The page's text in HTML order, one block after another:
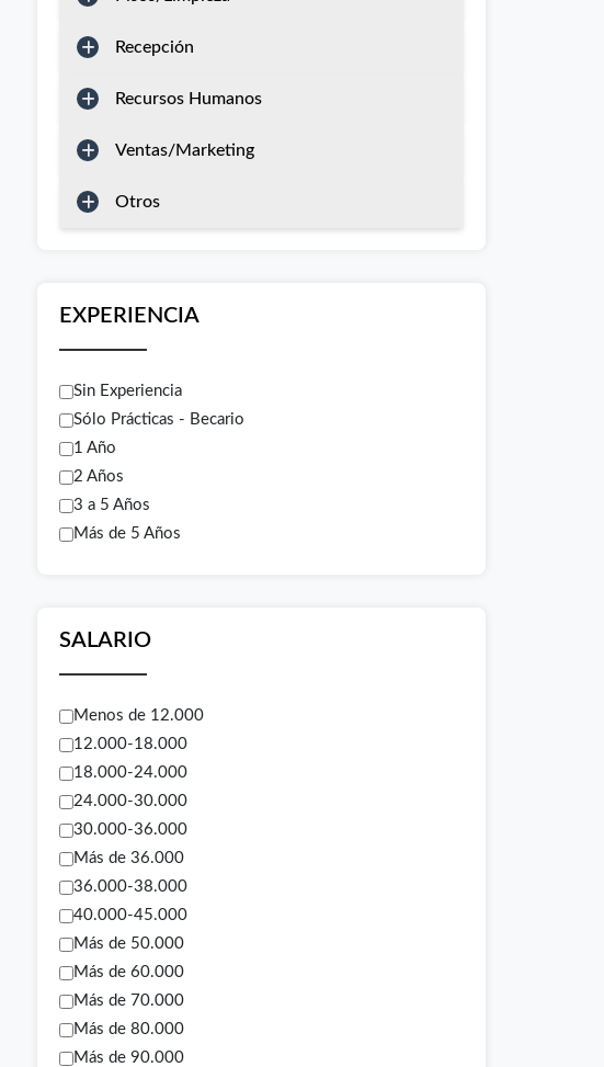
Recepción
Recursos Humanos
Ventas/Marketing
Otros
EXPERIENCIA
Sin Experiencia
Sólo Prácticas - Becario
1 Año
2 Años
3 a 5 Años
Más de 5 Años
SALARIO
Menos de 12.000
12.000-18.000
18.000-24.000
24.000-30.000
30.000-36.000
Más de 36.000
36.000-38.000
40.000-45.000
Más de 50.000
Más de 60.000
Más de 70.000
Más de 80.000
Más de 90.000